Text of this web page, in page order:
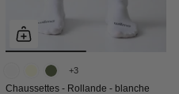
+3
Chaussettes - Rollande - blanche